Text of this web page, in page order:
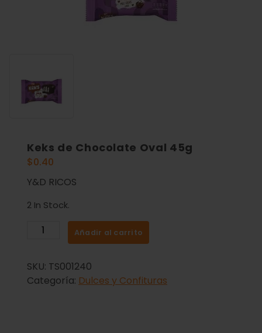
Keks de Chocolate Oval 45g
$0.40
Y&D RICOS
2 In Stock.
Añadir al carrito
SKU: TS001240
Categoría: Dulces y Confituras